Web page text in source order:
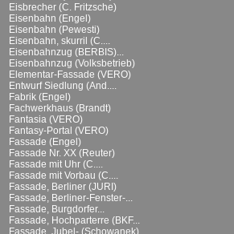
Eisbrecher (C. Fritzsche)
Eisenbahn (Engel)
Eisenbahn (Pewesti)
Eisenbahn, skurril (C....
Eisenbahnzug (BERBIS)...
Eisenbahnzug (Volksbetrieb)
Elementar-Fassade (VERO)
Entwurf Siedlung (And....
Fabrik (Engel)
Fachwerkhaus (Brandt)
Fantasia (VERO)
Fantasy-Portal (VERO)
Fassade (Engel)
Fassade Nr. XX (Reuter)
Fassade mit Uhr (C....
Fassade mit Vorbau (C....
Fassade, Berliner (JURI)
Fassade, Berliner-Fenster-...
Fassade, Burgdorfer...
Fassade, Hochparterre (BKF...
Fassade, Jubel- (Schowanek)